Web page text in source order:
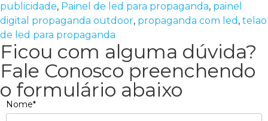
publicidade, Painel de led para propaganda, painel
digital propaganda outdoor, propaganda com led , telao
de led para propaganda
Ficou com alguma dúvida?
Fale Conosco preenchendo
o formulário abaixo
Nome*